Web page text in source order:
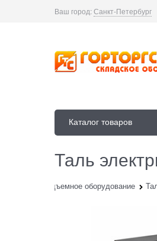
Ваш город:Санкт-Петербург
Каталог товаров
Таль
Грузоподъемное оборудование